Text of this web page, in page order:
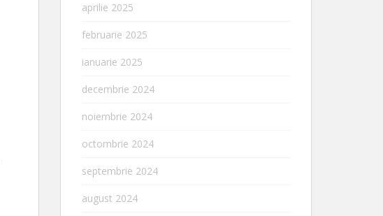
aprilie 2025
februarie 2025
ianuarie 2025
decembrie 2024
noiembrie 2024
octombrie 2024
septembrie 2024
august 2024